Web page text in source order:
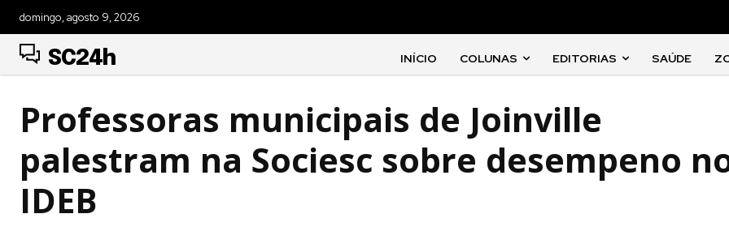
domingo, agosto 9, 2026
SC24h INÍCIO COLUNAS EDITORIAS SAÚDE
Professoras municipais de Joinville
palestram na Sociesc sobre desempeno
IDEB